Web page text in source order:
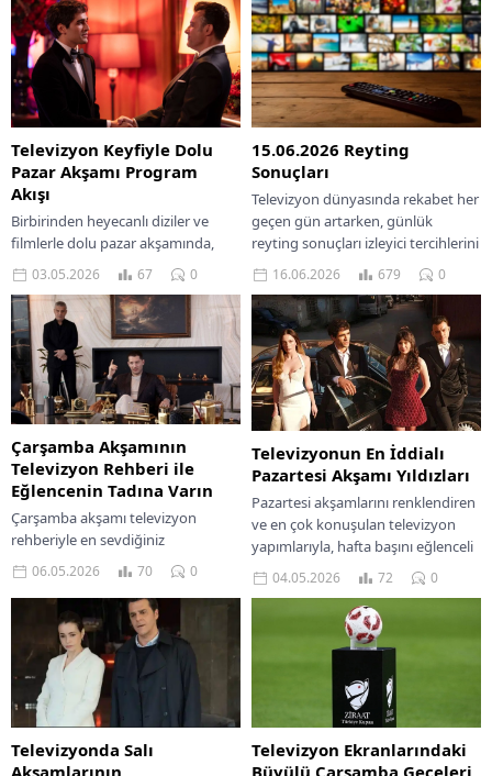
Televizyon Keyfiyle Dolu
Pazar Akşamı Program
Akışı
Birbirinden heyecanlı diziler ve
filmlerle dolu pazar akşamında,
ekran başında keyifli anlar yaşayın!
Detaylar için hemen okuyun.
03.05.2026 67 0
15.06.2026 Reyting
Sonuçları
Televizyon dünyasında rekabet her
geçen gün artarken, günlük
reyting sonuçları izleyici tercihlerini
net bir şekilde ortaya koymaya
devam ediyor. Açıklanan...
16.06.2026 679 0
Çarşamba Akşamının
Televizyon Rehberi ile
Eğlencenin Tadına Varın
Çarşamba akşamı televizyon
rehberiyle en sevdiğiniz
programların keyfini çıkarın.
Eğlenceli içerikler ve sürprizlerle
dolu bir gece!
06.05.2026 70 0
Televizyonun En İddialı
Pazartesi Akşamı Yıldızları
Pazartesi akşamlarını renklendiren
ve en çok konuşulan televizyon
yapımlarıyla, hafta başını eğlenceli
hale getiren yıldızlarla tanışın!
04.05.2026 72 0
Televizyonda Salı
Akşamlarının
Televizyon Ekranlarındaki
Büyülü Çarşamba Geceleri